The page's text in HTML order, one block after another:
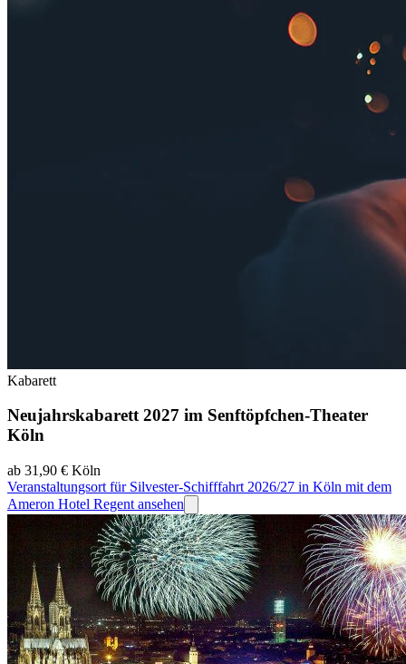
Kabarett
Neujahrskabarett 2027 im Senftöpfchen-Theater
Köln
ab 31,90 € Köln
Veranstaltungsort für Silvester-Schifffahrt 2026/27 in Köln mit dem
Ameron Hotel Regent ansehen